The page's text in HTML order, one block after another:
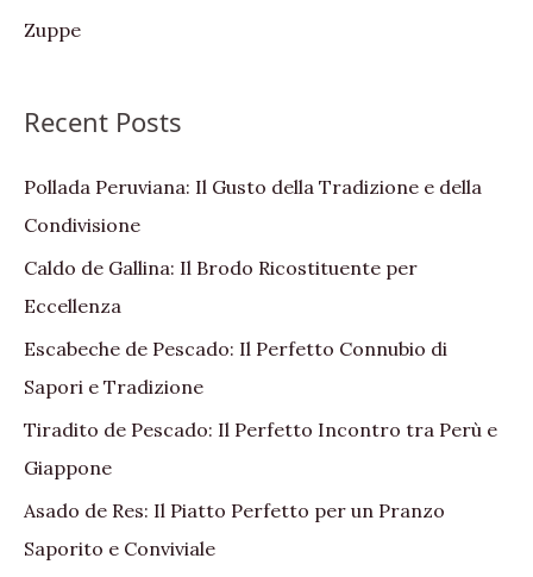
Zuppe
Recent Posts
Pollada Peruviana: Il Gusto della Tradizione e della
Condivisione
Caldo de Gallina: Il Brodo Ricostituente per
Eccellenza
Escabeche de Pescado: Il Perfetto Connubio di
Sapori e Tradizione
Tiradito de Pescado: Il Perfetto Incontro tra Perù e
Giappone
Asado de Res: Il Piatto Perfetto per un Pranzo
Saporito e Conviviale